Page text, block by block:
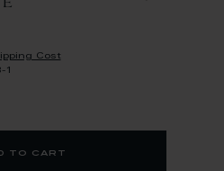
Cost
1
to cart